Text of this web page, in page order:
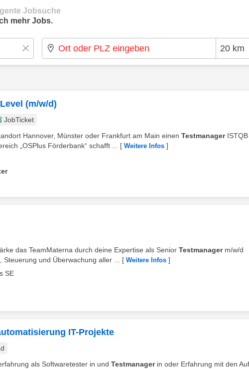
Jobsuche
mehr Jobs.
(m/w/d)
JobTicket
Hannover, Münster oder Frankfurt am Main einen TestmanagerISTQB
„OSPlus Förderbank“ schafft ...
[ Weitere Infos ]
das TeamMaterna durch deine Expertise als Senior Testmanagerm/w/d
und Überwachung aller ...
[ Weitere Infos ]
SE
IT-Projekte
als Softwaretester in und Testmanagerin oder Erfahrung mit den